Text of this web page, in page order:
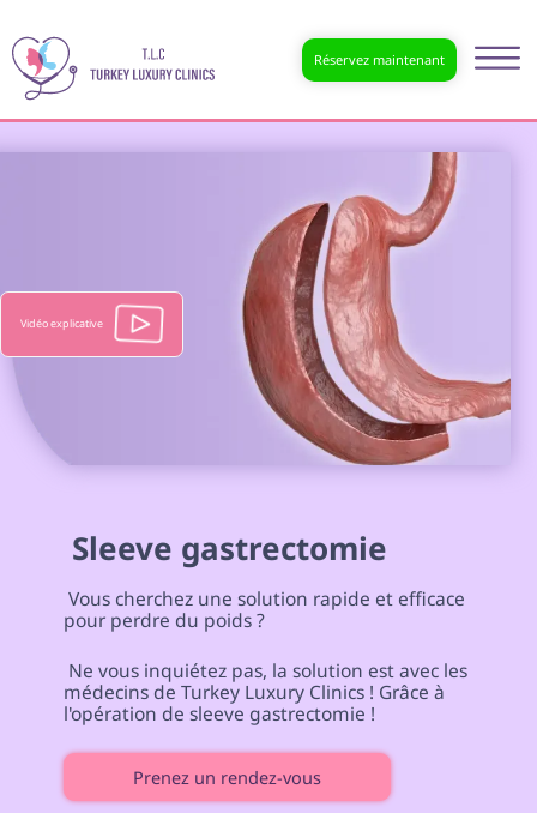
Réservez maintenant
Sleeve gastrectomie
pour perdre du poids ?
médecins de Turkey Luxury Clinics ! Grâce à
l'opération de sleeve gastrectomie !
Prenez un rendez-vous
Vidéo explicative